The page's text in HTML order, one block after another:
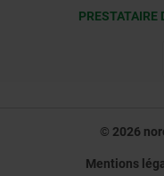
PRESTATAIRE
© 2026
Mentions